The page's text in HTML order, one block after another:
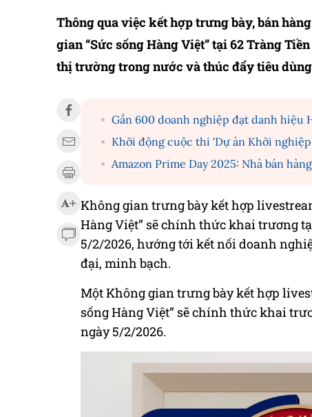
Thông qua việc kết hợp trưng bày, bán
gian “Sức sống Hàng Việt” tại 62 Tràng
thị trường trong nước và thúc đẩy tiêu
Gần 600 doanh nghiệp đạt danh hiệu
Khởi động cuộc thi 'Dự án Khởi
Amazon Prime Day 2025: Nhà bán
Không gian trưng bày kết hợp
Hàng Việt” sẽ chính thức khai trương
5/2/2026, hướng tới kết nối doanh
đại, minh bạch.
Một Không gian trưng bày kết hợp
sống Hàng Việt” sẽ chính thức khai
ngày 5/2/2026.